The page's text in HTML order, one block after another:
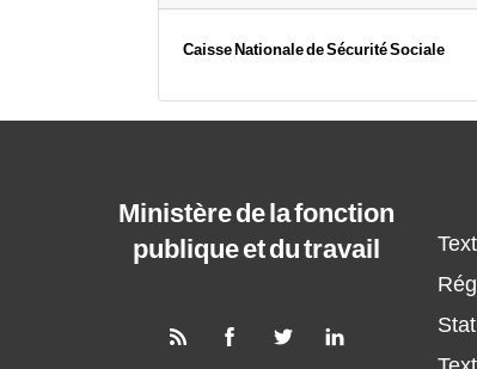
Caisse Nationale de Sécurité Sociale
Ministère de la fonction
publique et du travail